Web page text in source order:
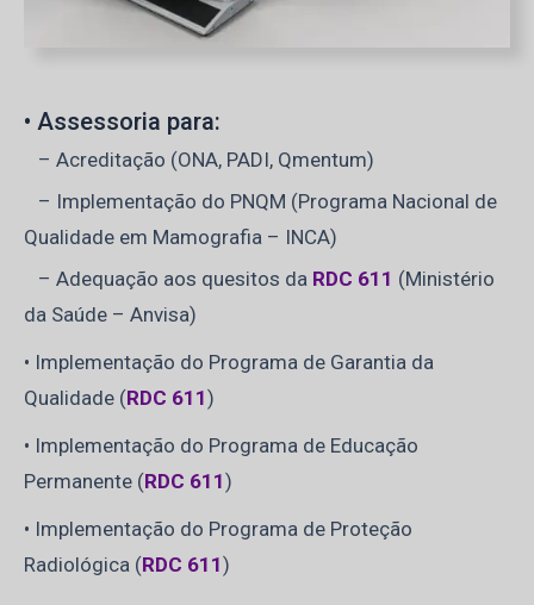
• Assessoria para:
– Acreditação (ONA, PADI, Qmentum)
– Implementação do PNQM (Programa Nacional de
Qualidade em Mamografia – INCA)
– Adequação aos quesitos da RDC 611 (Ministério
da Saúde – Anvisa)
• Implementação do Programa de Garantia da
Qualidade (RDC 611)
• Implementação do Programa de Educação
Permanente (RDC 611)
• Implementação do Programa de Proteção
Radiológica (RDC 611)